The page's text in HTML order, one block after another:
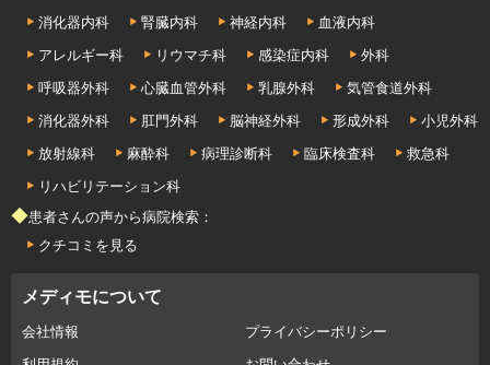
消化器内科
腎臓内科 神経内科
血液内科
アレルギー科
リウマチ科 感染症内科
外科
呼吸器外科
心臓血管外科 乳腺外科
気管食道外科
消化器外科
肛門外科 脳神経外科 形成外科
小児外科
放射線科
麻酔科 病理診断科 臨床検査科
救急科
リハビリテーション科
◆患者さんの声から病院検索：
クチコミを見る
メディモについて
会社情報
プライバシーポリシー